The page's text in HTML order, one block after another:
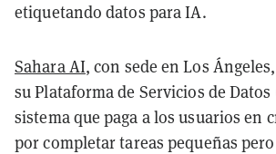
etiquetando datos para IA.
Sahara AI, con sede en Los
su Plataforma de Servicios de
sistema que paga a los usuarios en
por completar tareas pequeñas